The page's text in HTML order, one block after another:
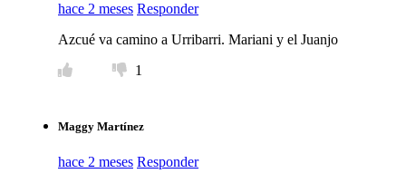
hace 2 meses Responder
Azcué va camino a Urribarri. Mariani y el Juanjo
1
Maggy Martínez
hace 2 meses Responder